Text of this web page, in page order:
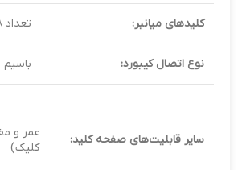
کلیدهای میانبر: تعداد 8 عدد
نوع اتصال کیبورد: باسیم
سایر قابلیت‌های صفحه کلید:
کلیک)